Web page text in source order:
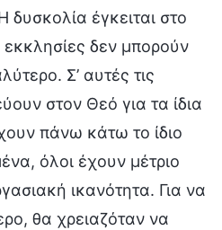
δυσκολία έγκειται στο
δεν μπορούν
Σ’ αυτές τις
στον Θεό για τα ίδια
πάνω κάτω το ίδιο
όλοι έχουν μέτριο
ικανότητα. Για να
θα χρειαζόταν να